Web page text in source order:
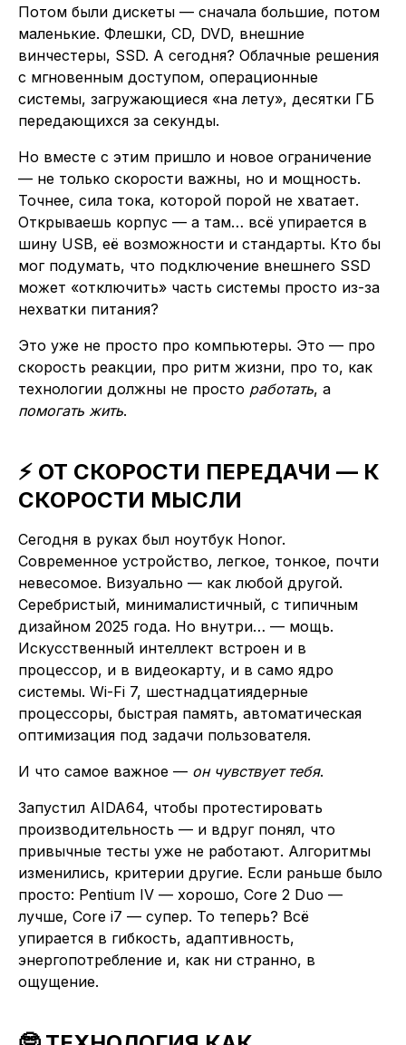
Потом были дискеты — сначала большие, потом
маленькие. Флешки, CD, DVD, внешние
винчестеры, SSD. А сегодня? Облачные решения
с мгновенным доступом, операционные
системы, загружающиеся «на лету», десятки ГБ
передающихся за секунды.
Но вместе с этим пришло и новое ограничение
— не только скорости важны, но и мощность.
Точнее, сила тока, которой порой не хватает.
Открываешь корпус — а там… всё упирается в
шину USB, её возможности и стандарты. Кто бы
мог подумать, что подключение внешнего SSD
может «отключить» часть системы просто из-за
нехватки питания?
Это уже не просто про компьютеры. Это — про
скорость реакции, про ритм жизни, про то, как
технологии должны не просто работать, а
помогать жить.
⚡ ОТ СКОРОСТИ ПЕРЕДАЧИ — К
СКОРОСТИ МЫСЛИ
Сегодня в руках был ноутбук Honor.
Современное устройство, легкое, тонкое, почти
невесомое. Визуально — как любой другой.
Серебристый, минималистичный, с типичным
дизайном 2025 года. Но внутри… — мощь.
Искусственный интеллект встроен и в
процессор, и в видеокарту, и в само ядро
системы. Wi-Fi 7, шестнадцатиядерные
процессоры, быстрая память, автоматическая
оптимизация под задачи пользователя.
И что самое важное — он чувствует тебя.
Запустил AIDA64, чтобы протестировать
производительность — и вдруг понял, что
привычные тесты уже не работают. Алгоритмы
изменились, критерии другие. Если раньше было
просто: Pentium IV — хорошо, Core 2 Duo —
лучше, Core i7 — супер. То теперь? Всё
упирается в гибкость, адаптивность,
энергопотребление и, как ни странно, в
ощущение.